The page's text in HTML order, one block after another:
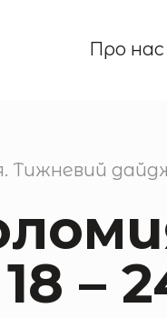
Про нас
Тижневий
–